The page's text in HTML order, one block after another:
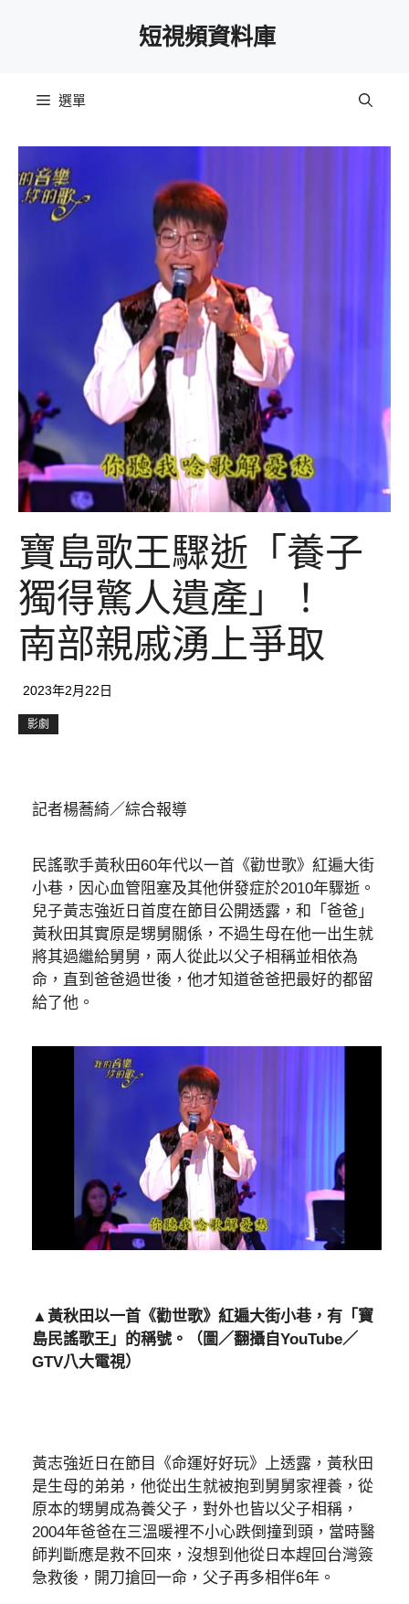
短視頻資料庫
選單
寶島歌王驟逝「養子
獨得驚人遺產」！
南部親戚湧上爭取
2023年2月22日
影劇
記者楊蕎綺／綜合報導
民謠歌手黃秋田60年代以一首《勸世歌》紅遍大街
小巷，因心血管阻塞及其他併發症於2010年驟逝。
兒子黃志強近日首度在節目公開透露，和「爸爸」
黃秋田其實原是甥舅關係，不過生母在他一出生就
將其過繼給舅舅，兩人從此以父子相稱並相依為
命，直到爸爸過世後，他才知道爸爸把最好的都留
給了他。
▲黃秋田以一首《勸世歌》紅遍大街小巷，有「寶
島民謠歌王」的稱號。（圖／翻攝自YouTube／
GTV八大電視）
黃志強近日在節目《命運好好玩》上透露，黃秋田
是生母的弟弟，他從出生就被抱到舅舅家裡養，從
原本的甥舅成為養父子，對外也皆以父子相稱，
2004年爸爸在三溫暖裡不小心跌倒撞到頭，當時醫
師判斷應是救不回來，沒想到他從日本趕回台灣簽
急救後，開刀搶回一命，父子再多相伴6年。